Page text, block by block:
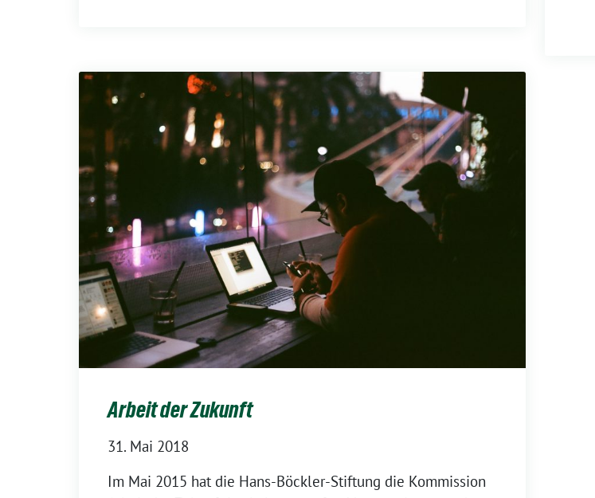
Arbeit der Zukunft
31. Mai 2018
Im Mai 2015 hat die Hans-Böckler-Stiftung die Kommission